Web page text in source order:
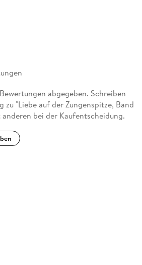
abgegeben. Schreiben
zu "Liebe auf der Zungenspitze, Band
bei der Kaufentscheidung.